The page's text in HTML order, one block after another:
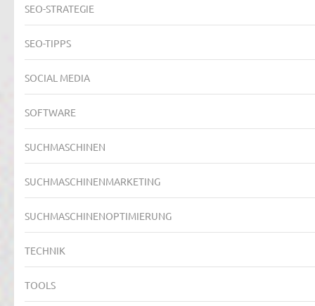
SEO-STRATEGIE
SEO-TIPPS
SOCIAL MEDIA
SOFTWARE
SUCHMASCHINEN
SUCHMASCHINENMARKETING
SUCHMASCHINENOPTIMIERUNG
TECHNIK
TOOLS